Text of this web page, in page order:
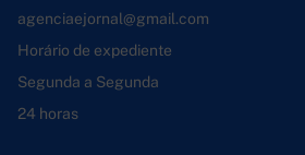
agenciaejornal@gmail.com
Horário de expediente
Segunda a Segunda
24 horas